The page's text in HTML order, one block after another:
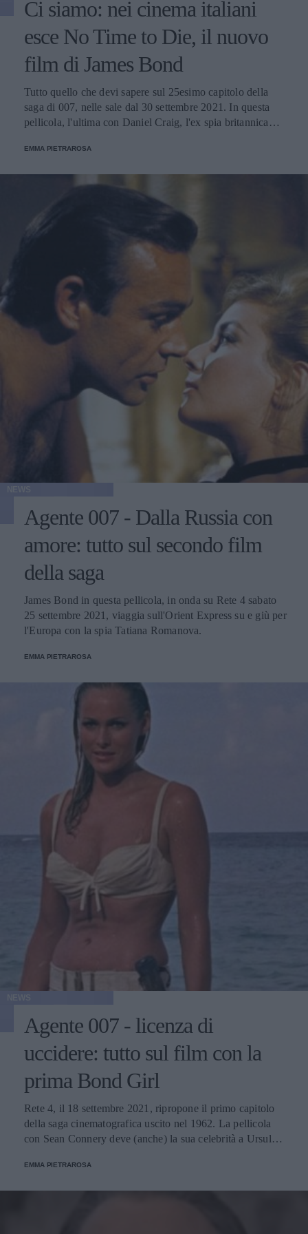
Ci siamo: nei cinema italiani
esce No Time to Die, il nuovo
film di James Bond
Tutto quello che devi sapere sul 25esimo capitolo della
saga di 007, nelle sale dal 30 settembre 2021. In questa
pellicola, l'ultima con Daniel Craig, l'ex spia britannica
salvare ancora una volta il mondo.
EMMA PIETRAROSA
Agente 007 - Dalla Russia con
amore: tutto sul secondo film
della saga
James Bond in questa pellicola, in onda su Rete 4 sabato
25 settembre 2021, viaggia sull'Orient Express su e giù per
l'Europa con la spia Tatiana Romanova.
EMMA PIETRAROSA
Agente 007 - licenza di
uccidere: tutto sul film con la
prima Bond Girl
Rete 4, il 18 settembre 2021, ripropone il primo capitolo
della saga cinematografica uscito nel 1962. La pellicola
con Sean Connery deve (anche) la sua celebrità a Ursula
EMMA PIETRAROSA